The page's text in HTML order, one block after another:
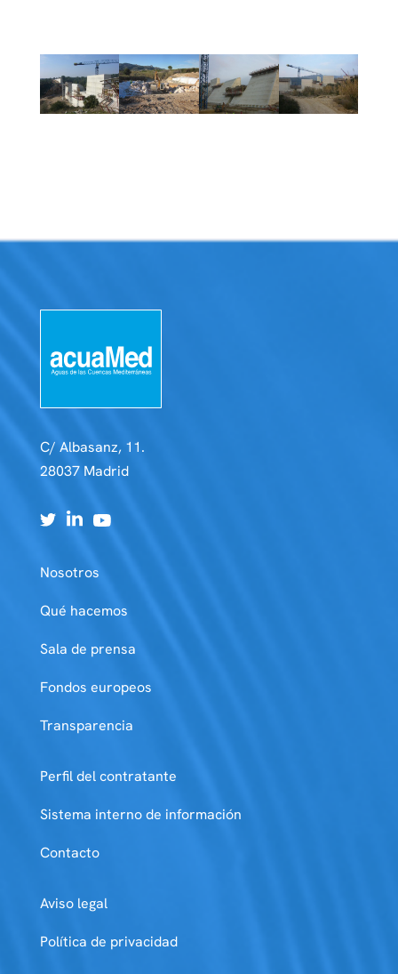
C/ Albasanz, 11.
28037 Madrid
Nosotros
Qué hacemos
Sala de prensa
Fondos europeos
Transparencia
Perfil del contratante
Sistema interno de información
Contacto
Aviso legal
Política de privacidad